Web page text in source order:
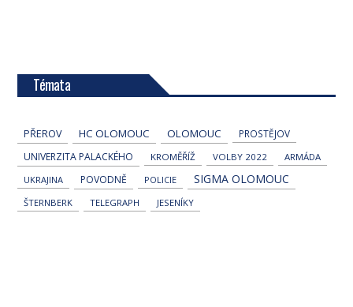
Témata
PŘEROV HC OLOMOUC OLOMOUC PROSTĚJOV
UNIVERZITA PALACKÉHO KROMĚŘÍŽ VOLBY 2022
ARMÁDA
UKRAJINA
POVODNĚ POLICIE SIGMA OLOMOUC
ŠTERNBERK TELEGRAPH JESENÍKY